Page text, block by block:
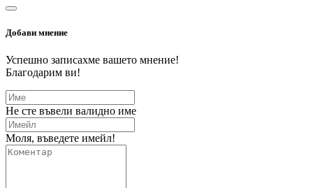
Добави мнение
Успешно записахме вашето мнение!
Благодарим ви!
Не сте въвели валидно име
Моля, въведете имейл!